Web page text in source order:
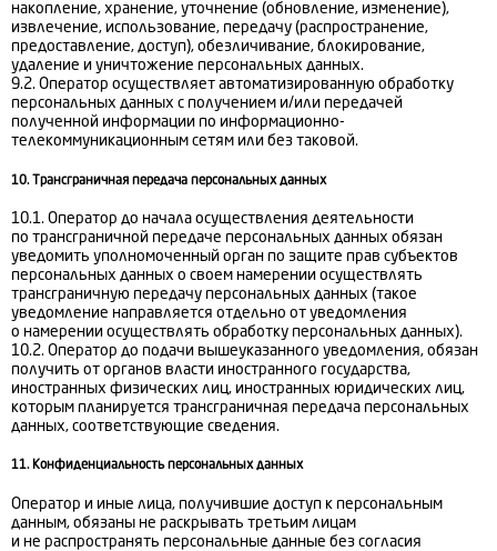
накопление, хранение, уточнение (обновление, изменение),
извлечение, использование, передачу (распространение,
предоставление, доступ), обезличивание, блокирование,
удаление и уничтожение персональных данных.
9.2. Оператор осуществляет автоматизированную обработку
персональных данных с получением и/или передачей
полученной информации по информационно-
телекоммуникационным сетям или без таковой.
10. Трансграничная передача персональных данных
10.1. Оператор до начала осуществления деятельности
по трансграничной передаче персональных данных обязан
уведомить уполномоченный орган по защите прав субъектов
персональных данных о своем намерении осуществлять
трансграничную передачу персональных данных (такое
уведомление направляется отдельно от уведомления
о намерении осуществлять обработку персональных данных).
10.2. Оператор до подачи вышеуказанного уведомления, обязан
получить от органов власти иностранного государства,
иностранных физических лиц, иностранных юридических лиц,
которым планируется трансграничная передача персональных
данных, соответствующие сведения.
11. Конфиденциальность персональных данных
Оператор и иные лица, получившие доступ к персональным
данным, обязаны не раскрывать третьим лицам
и не распространять персональные данные без согласия